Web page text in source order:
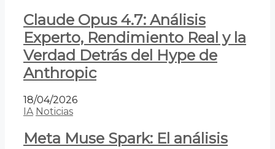
Claude Opus 4.7: Análisis
Experto, Rendimiento Real y la
Verdad Detrás del Hype de
Anthropic
18/04/2026
IA Noticias
Meta Muse Spark: El análisis